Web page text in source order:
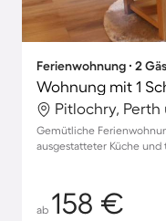
Ferienwohnung ∙ 2
Wohnung mit 1
Gemütliche
ausgestatteter Küche
ab 158 €